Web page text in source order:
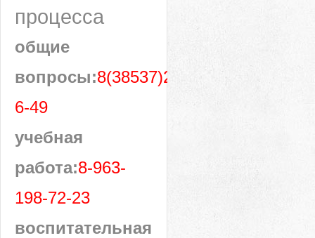
процесса
общие
вопросы:8(38537)28-
6-49
учебная
работа:8-963-
198-72-23
воспитательная